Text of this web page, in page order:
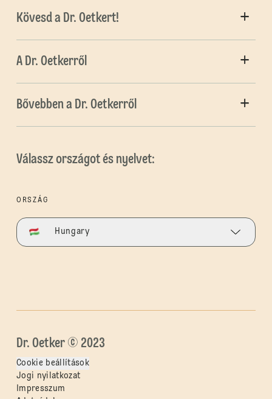
Kövesd a Dr. Oetkert!
A Dr. Oetkerről
Bővebben a Dr. Oetkerről
Válassz országot és nyelvet:
ORSZÁG
Hungary
Dr. Oetker © 2023
Cookie beállítások
Jogi nyilatkozat
Impresszum